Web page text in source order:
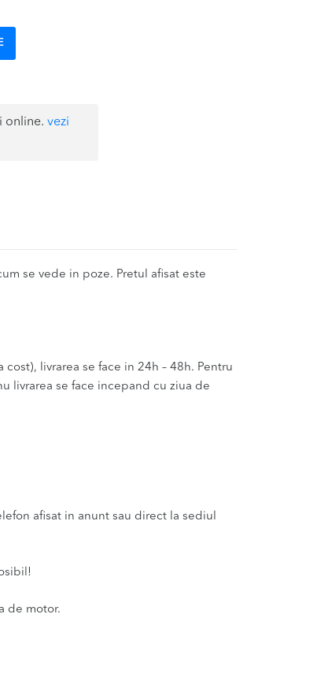
online.vezi
se vede in poze. Pretul afisat este
livrarea se face in 24h – 48h. Pentru
livrarea se face incepand cu ziua de
afisat in anunt sau direct la sediul
de motor.